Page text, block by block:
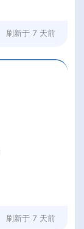
刷新于 7 天前
刷新于 7 天前